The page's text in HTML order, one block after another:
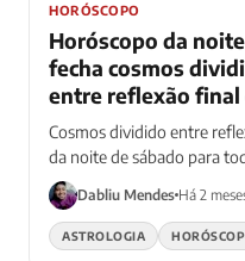
HORÓSCOPO
Horóscopo da
fecha cosmos
entre reflexão
fogo acelera
Cosmos dividido entre
da noite de sábado para
Dabliu Mendes Há 2
ASTROLOGIA